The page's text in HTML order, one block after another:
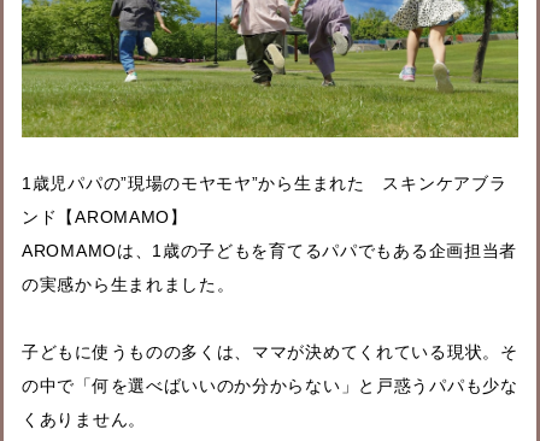
1歳児パパの”現場のモヤモヤ”から生まれた スキンケアブラ
ンド【AROMAMO】
AROMAMOは、1歳の子どもを育てるパパでもある企画担当者
の実感から生まれました。
子どもに使うものの多くは、ママが決めてくれている現状。そ
の中で「何を選べばいいのか分からない」と戸惑うパパも少な
くありません。